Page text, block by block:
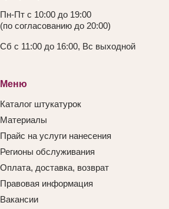
Пн-Пт с 10:00 до 19:00
(по согласованию до 20:00)
Сб с 11:00 до 16:00, Вс выходной
Меню
Каталог штукатурок
Материалы
Прайс на услуги нанесения
Регионы обслуживания
Оплата, доставка, возврат
Правовая информация
Вакансии